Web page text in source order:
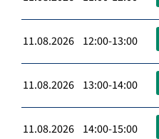
11.08.2026 12:00-13:00
11.08.2026 13:00-14:00
11.08.2026 14:00-15:00